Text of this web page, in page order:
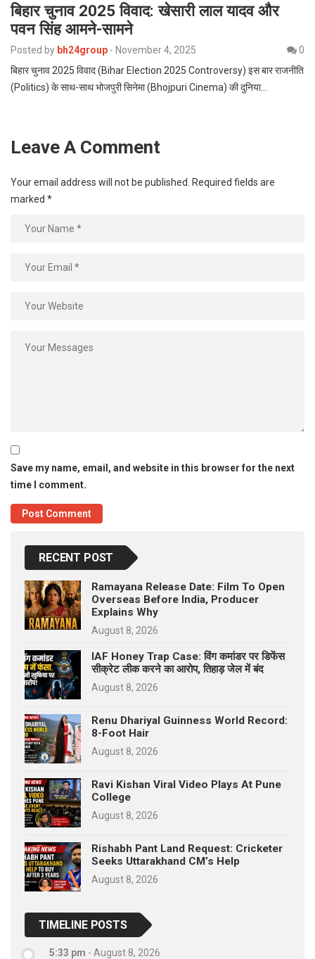
बिहार चुनाव 2025 विवाद: खेसारी लाल यादव और
पवन सिंह आमने-सामने
Posted by bh24group - November 4, 2025
0
बिहार चुनाव 2025 विवाद (Bihar Election 2025 Controversy) इस बार राजनीति
(Politics) के साथ-साथ भोजपुरी सिनेमा (Bhojpuri Cinema) की दुनिया…
Leave A Comment
Your email address will not be published.
Required fields are
marked *
Save my name, email, and website in this browser for the next
time I comment.
RECENT POST
Ramayana Release Date: Film To Open
Overseas Before India, Producer
Explains Why
August 8, 2026
IAF Honey Trap Case: विंग कमांडर पर डिफेंस
सीक्रेट लीक करने का आरोप, तिहाड़ जेल में बंद
August 8, 2026
Renu Dhariyal Guinness World Record:
8-Foot Hair
August 8, 2026
Ravi Kishan Viral Video Plays At Pune
College
August 8, 2026
Rishabh Pant Land Request: Cricketer
Seeks Uttarakhand CM’s Help
August 8, 2026
TIMELINE POSTS
5:33 pm - August 8, 2026